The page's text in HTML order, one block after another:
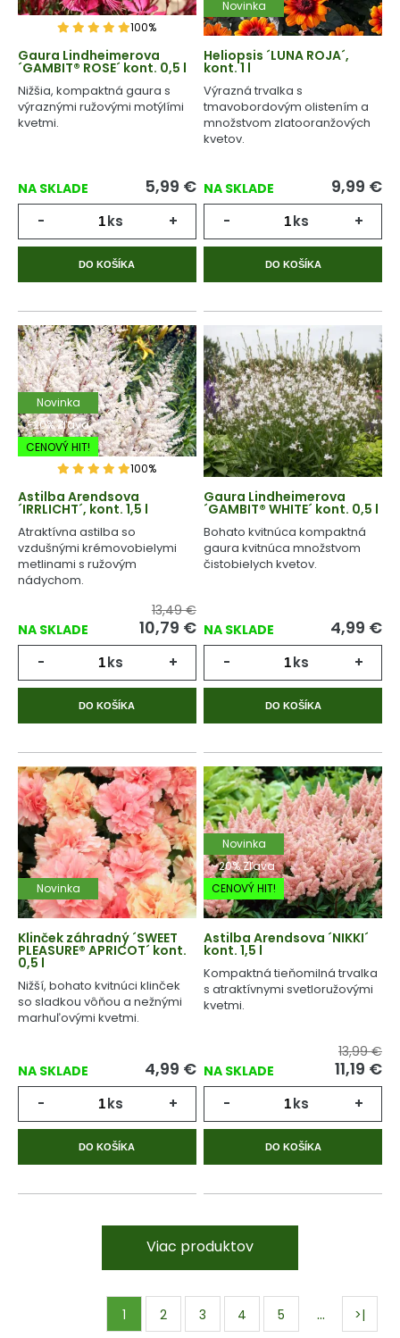
100%
Gaura Lindheimerova
´GAMBIT® ROSE´ kont. 0,5 l
Nižšia, kompaktná gaura s
výraznými ružovými motýlími
kvetmi.
NA SKLADE 5,99 €
- ks +
DO KOŠÍKA
Novinka
Heliopsis ´LUNA ROJA´,
kont. 1 l
Výrazná trvalka s
tmavobordovým olistením a
množstvom zlatooranžových
kvetov.
NA SKLADE 9,99 €
- ks +
DO KOŠÍKA
Novinka
-20% Zľava
CENOVÝ HIT!
100%
Astilba Arendsova
´IRRLICHT´, kont. 1,5 l
Atraktívna astilba so
vzdušnými krémovobielymi
metlinami s ružovým
nádychom.
NA SKLADE
13,49 €
10,79 €
- ks +
DO KOŠÍKA
Gaura Lindheimerova
´GAMBIT® WHITE´ kont. 0,5 l
Bohato kvitnúca kompaktná
gaura kvitnúca množstvom
čistobielych kvetov.
NA SKLADE 4,99 €
- ks +
DO KOŠÍKA
Novinka
Klinček záhradný ´SWEET
PLEASURE® APRICOT´ kont.
0,5 l
Nižší, bohato kvitnúci klinček
so sladkou vôňou a nežnými
marhuľovými kvetmi.
NA SKLADE 4,99 €
- ks +
DO KOŠÍKA
Novinka
-20% Zľava
CENOVÝ HIT!
Astilba Arendsova ´NIKKI´
kont. 1,5 l
Kompaktná tieňomilná trvalka
s atraktívnymi svetloružovými
kvetmi.
NA SKLADE
13,99 €
11,19 €
- ks +
DO KOŠÍKA
Viac produktov
1 2 3 4 5 …
>|